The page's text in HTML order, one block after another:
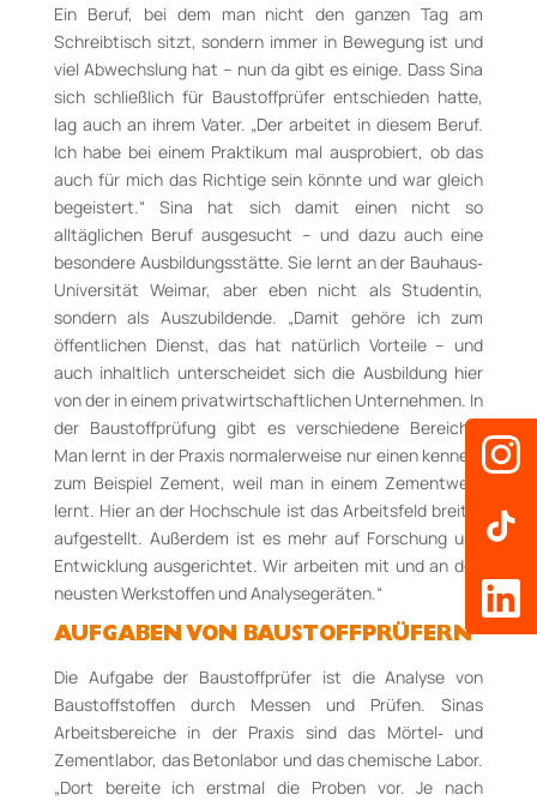
Ein Beruf, bei dem man nicht den ganzen Tag am
Schreibtisch sitzt, sondern immer in Bewegung ist und
viel Abwechslung hat – nun da gibt es einige. Dass Sina
sich schließlich für Baustoffprüfer entschieden hatte,
lag auch an ihrem Vater. „Der arbeitet in diesem Beruf.
Ich habe bei einem Praktikum mal ausprobiert, ob das
auch für mich das Richtige sein könnte und war gleich
begeistert.“ Sina hat sich damit einen nicht so
alltäglichen Beruf ausgesucht – und dazu auch eine
besondere Ausbildungsstätte. Sie lernt an der Bauhaus‐
Universität Weimar, aber eben nicht als Studentin,
sondern als Auszubildende. „Damit gehöre ich zum
öffentlichen Dienst, das hat natürlich Vorteile – und
auch inhaltlich unterscheidet sich die Ausbildung hier
von der in einem privatwirtschaftlichen Unternehmen. In
der Baustoffprüfung gibt es verschiedene Bereiche.
Man lernt in der Praxis normalerweise nur einen kennen,
zum Beispiel Zement, weil man in einem Zementwerk
lernt. Hier an der Hochschule ist das Arbeitsfeld breiter
aufgestellt. Außerdem ist es mehr auf Forschung und
Entwicklung ausgerichtet. Wir arbeiten mit und an den
neusten Werkstoffen und Analysegeräten.“
AUFGABEN VON BAUSTOFFPRÜFERN
Die Aufgabe der Baustoffprüfer ist die Analyse von
Baustoffstoffen durch Messen und Prüfen. Sinas
Arbeitsbereiche in der Praxis sind das Mörtel‐ und
Zementlabor, das Betonlabor und das chemische Labor.
„Dort bereite ich erstmal die Proben vor. Je nach